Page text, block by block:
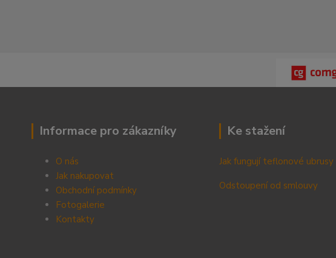
Informace pro zákazníky
O nás
Jak nakupovat
Obchodní podmínky
Fotogalerie
Kontakty
Ke stažení
Jak fungují teflonové ubrusy
Odstoupení od smlouvy